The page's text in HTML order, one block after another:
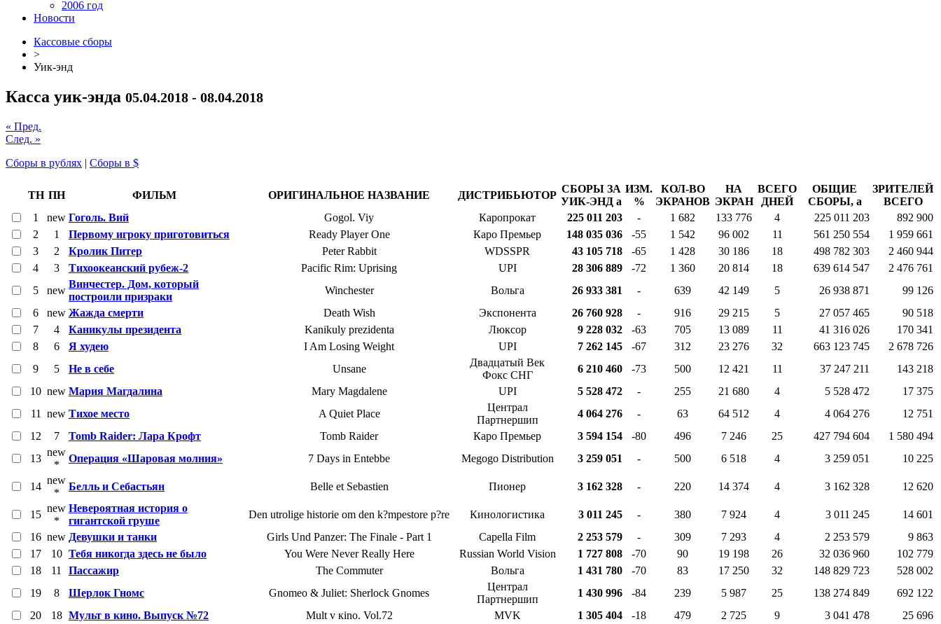
2006 год
Новости
Кассовые сборы
>
Уик-энд
Касса уик-энда 05.04.2018 - 08.04.2018
« Пред.
След. »
Сборы в рублях | Сборы в $
ТН ПН ФИЛЬМ ОРИГИНАЛЬНОЕ НАЗВАНИЕ ДИСТРИБЬЮТОР
СБОРЫ ЗА
УИК-ЭНД a
ИЗМ.
%
КОЛ-ВО
ЭКРАНОВ
НА
ЭКРАН
ВСЕГО
ДНЕЙ
ОБЩИЕ
СБОРЫ, a
ЗРИТЕЛЕЙ
ВСЕГО
1
new Гоголь. Вий Gogol. Viy Каропрокат 225 011 203 - 1 682 133 776 4 225 011 203
892 900
2
1 Первому игроку приготовиться Ready Player One Каро Премьер 148 035 036 -55 1 542 96 002 11 561 250 554
1 959 661
3
2 Кролик Питер Peter Rabbit WDSSPR 43 105 718 -65 1 428 30 186 18 498 782 303
2 460 944
4
3 Тихоокеанский рубеж-2 Pacific Rim: Uprising UPI 28 306 889 -72 1 360 20 814 18 639 614 547
2 476 761
5
new
Винчестер. Дом, который
построили призраки
Winchester Вольга 26 933 381 - 639 42 149 5 26 938 871
99 126
6
new Жажда смерти Death Wish Экспонента 26 760 928 - 916 29 215 5 27 057 465
90 518
7
4 Каникулы президента Kanikuly prezidenta Люксор 9 228 032 -63 705 13 089 11 41 316 026
170 341
8
6 Я худею I Am Losing Weight UPI 7 262 145 -67 312 23 276 32 663 123 745
2 678 726
9
5 Не в себе Unsane
Двадцатый Век
Фокс СНГ
6 210 460 -73 500 12 421 11 37 247 211
143 218
10 new Мария Магдалина Mary Magdalene UPI 5 528 472 - 255 21 680 4 5 528 472
17 375
11
new Тихое место A Quiet Place
Централ
Партнершип
4 064 276 - 63 64 512 4 4 064 276
12 751
12
7 Tomb Raider: Лара Крофт Tomb Raider Каро Премьер 3 594 154 -80 496 7 246 25 427 794 604
1 580 494
13
new
*
Операция «Шаровая молния» 7 Days in Entebbe Megogo Distribution 3 259 051 - 500 6 518 4 3 259 051 10 225
14
new
*
Белль и Себастьян Belle et Sebastien Пионер 3 162 328 - 220 14 374 4 3 162 328 12 620
15
new
*
Невероятная история о
гигантской груше
Den utrolige historie om den k?mpestore p?re Кинологистика 3 011 245 - 380 7 924 4 3 011 245
14 601
16 new Девушки и танки Girls Und Panzer: The Finale - Part 1 Capella Film 2 253 579 - 309 7 293 4 2 253 579
9 863
17
10 Тебя никогда здесь не было You Were Never Really Here Russian World Vision 1 727 808 -70 90 19 198 26 32 036 960
102 779
18
11 Пассажир The Commuter Вольга 1 431 780 -70 83 17 250 32 148 829 723
528 002
19
8 Шерлок Гномс Gnomeo & Juliet: Sherlock Gnomes
Централ
Партнершип
1 430 996 -84 239 5 987 25 138 274 849
692 122
20
18 Мульт в кино. Выпуск №72 Mult v кino. Vol.72 MVK 1 305 404 -18 479 2 725 9 3 041 478
25 696